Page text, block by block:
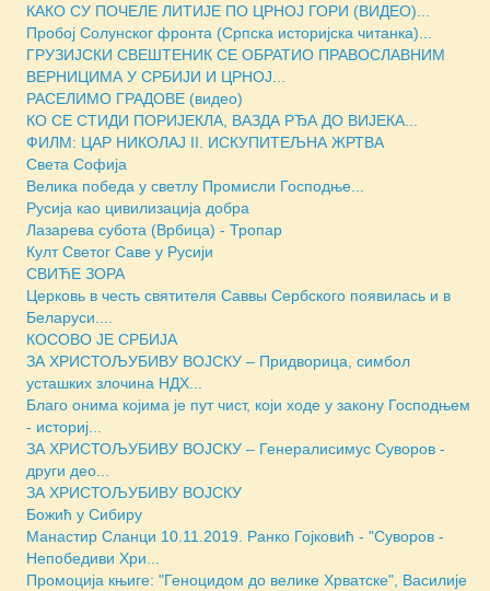
КАКО СУ ПОЧЕЛЕ ЛИТИЈЕ ПО ЦРНОЈ ГОРИ (ВИДЕО)...
Пробој Солунског фронта (Српска историјска читанка)...
ГРУЗИЈСКИ СВЕШТЕНИК СЕ ОБРАТИО ПРАВОСЛАВНИМ
ВЕРНИЦИМА У СРБИЈИ И ЦРНОЈ...
РАСЕЛИМО ГРАДОВЕ (видео)
КО СЕ СТИДИ ПОРИЈЕКЛА, ВАЗДА РЂА ДО ВИЈЕКА...
ФИЛМ: ЦАР НИКОЛАЈ II. ИСКУПИТЕЉНА ЖРТВА
Света Софиja
Велика победа у светлу Промисли Господње...
Русија као цивилизација добра
Лазарева субота (Врбица) - Тропар
Култ Светог Саве у Русији
СВИЋЕ ЗОРА
Церковь в честь святителя Саввы Сербского появилась и в
Беларуси....
КОСОВО ЈЕ СРБИЈА
ЗА ХРИСТОЉУБИВУ ВОЈСКУ – Придворица, симбол
усташких злочина НДХ...
Благо онима којима је пут чист, који ходе у закону Господњем
- историј...
ЗА ХРИСТОЉУБИВУ ВОЈСКУ – Генералисимус Суворов -
други део...
ЗА ХРИСТОЉУБИВУ ВОЈСКУ
Божић у Сибиру
Манастир Сланци 10.11.2019. Ранко Гојковић - "Суворов -
Непобедиви Хри...
Промоција књиге: "Геноцидом до велике Хрватске", Василије